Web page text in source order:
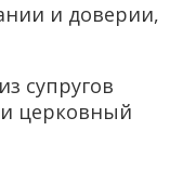
и доверии,
супругов
и церковный